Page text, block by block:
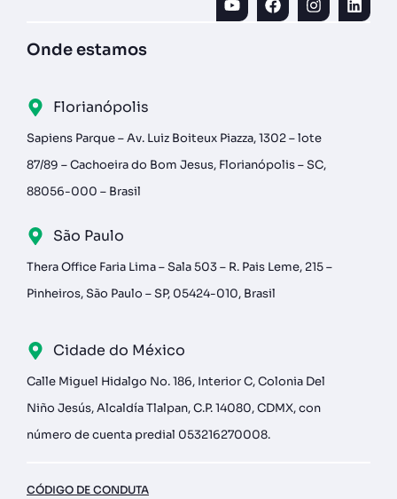
Onde estamos
Florianópolis
Sapiens Parque – Av. Luiz Boiteux Piazza, 1302 – lote
87/89 – Cachoeira do Bom Jesus, Florianópolis – SC,
88056-000 – Brasil
São Paulo
Thera Office Faria Lima – Sala 503 – R. Pais Leme, 215 –
Pinheiros, São Paulo – SP, 05424-010, Brasil
Cidade do México
Calle Miguel Hidalgo No. 186, Interior C, Colonia Del
Niño Jesús, Alcaldía Tlalpan, C.P. 14080, CDMX, con
número de cuenta predial 053216270008.
CÓDIGO DE CONDUTA